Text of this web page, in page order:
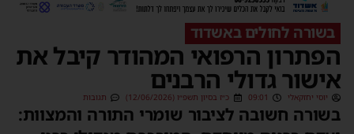
בשורה לחולים באשדוד
הפתרון הרפואי המהודר קיבל את
אישור גדולי הרבנים
יוסי יחזקאלי 09:01 כ״ז בסיון תשפ״ו (12/06/2026) תגובות
בשורה חשובה לציבור שומרי התורה והמצוות: